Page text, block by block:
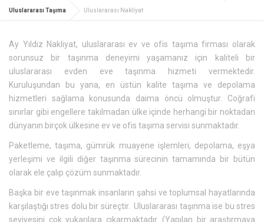
Uluslararası Taşıma Uluslararası Nakliyat
Ay Yıldız Nakliyat, uluslararası ev ve ofis taşıma firması olarak
sorunsuz bir taşınma deneyimi yaşamanız için kaliteli bir
uluslararası evden eve taşınma hizmeti vermektedir.
Kuruluşundan bu yana, en üstün kalite taşıma ve depolama
hizmetleri sağlama konusunda daima öncü olmuştur. Coğrafi
sınırlar gibi engellere takılmadan ülke içinde herhangi bir noktadan
dünyanın birçok ülkesine ev ve ofis taşıma servisi sunmaktadır.
Paketleme, taşıma, gümrük muayene işlemleri, depolama, eşya
yerleşimi ve ilgili diğer taşınma sürecinin tamamında bir bütün
olarak ele çalıp çözüm sunmaktadır.
Başka bir eve taşınmak insanların şahsi ve toplumsal hayatlarında
karşılaştığı stres dolu bir süreçtir. Uluslararası taşınma ise bu stres
seviyesini çok yukarılara çıkarmaktadır. (Yapılan bir araştırmaya